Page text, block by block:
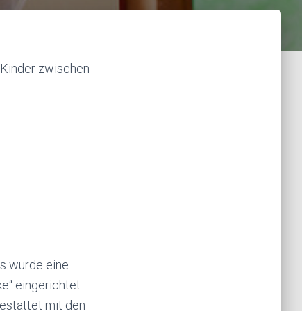
zwischen
wurde eine
eingerichtet.
mit den